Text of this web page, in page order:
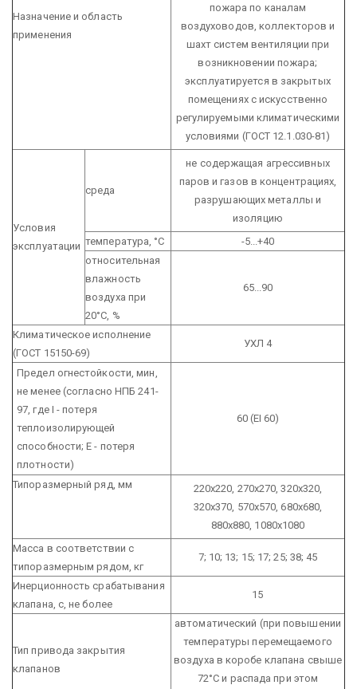
Назначение и область
применения
пожара по каналам
воздуховодов, коллекторов и
шахт систем вентиляции при
возникновении пожара;
эксплуатируется в закрытых
помещениях с искусственно
регулируемыми климатическими
условиями (ГОСТ 12.1.030-81)
Условия
эксплуатации
среда
не содержащая агрессивных
паров и газов в концентрациях,
разрушающих металлы и
изоляцию
температура, °С
-5...+40
относительная
влажность
воздуха при
20°С, %
65...90
Климатическое исполнение
(ГОСТ 15150-69)
УХЛ 4
Предел огнестойкости, мин,
не менее (согласно НПБ 241-
97, где I - потеря
теплоизолирующей
способности; Е - потеря
плотности)
60 (EI 60)
Типоразмерный ряд, мм
220х220, 270х270, 320х320,
320х370, 570х570, 680х680,
880х880, 1080х1080
Масса в соответствии с
типоразмерным рядом, кг
7; 10; 13; 15; 17; 25; 38; 45
Инерционность срабатывания
клапана, с, не более
15
Тип привода закрытия
клапанов
автоматический (при повышении
температуры перемещаемого
воздуха в коробе клапана свыше
72°С и распада при этом